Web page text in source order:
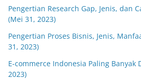
Pengertian Research Gap, Jenis, dan
(Mei 31, 2023)
Pengertian Proses Bisnis, Jenis,
31, 2023)
E-commerce Indonesia Paling Banyak
2023)